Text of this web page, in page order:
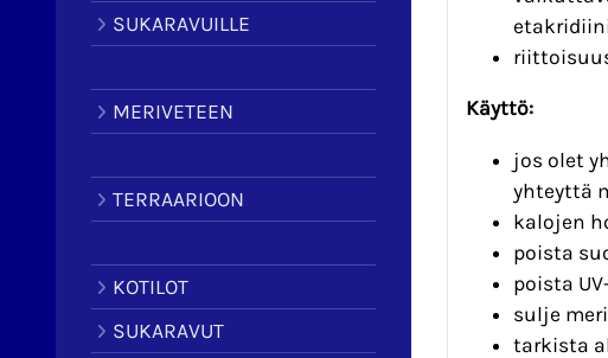
SUKARAVUILLE
MERIVETEEN
TERRAARIOON
KOTILOT
SUKARAVUT
Käyttö:
jos olet
yhteyttä
kalojen
poista
poista
sulje
tarkista